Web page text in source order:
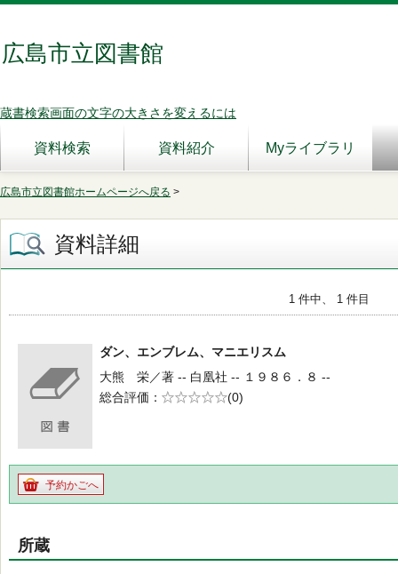
広島市立図書館
蔵書検索画面の文字の大きさを変えるには
資料検索 資料紹介 Myライブラリ
広島市立図書館ホームページへ戻る >
資料詳細
1 件中、 1 件目
ダン、エンブレム、マニエリスム
大熊 栄／著 -- 白凰社 -- １９８６．８ --
総合評価
5段階評価
(0)
予約かごへ
所蔵